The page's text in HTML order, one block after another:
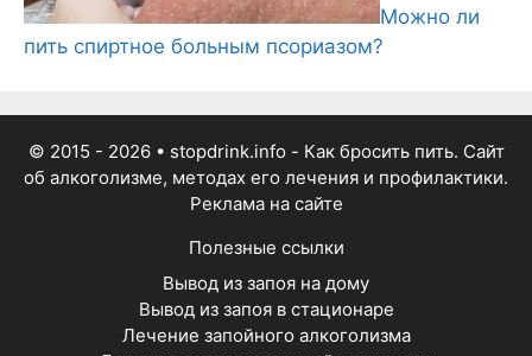
Можно ли
пить спиртное больным псориазом?
© 2015 - 2026• stopdrink.info - Как бросить пить. Сайт
об алкоголизме, методах его лечения и профилактики.
Реклама на сайте
Полезные ссылки
Вывод из запоя на дому
Вывод из запоя в стационаре
Лечение запойного алкоголизма